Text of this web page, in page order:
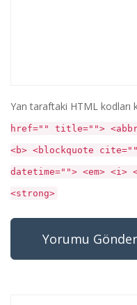
Yan taraftaki HTML kodları
href="" title="">
<b> <blockquote
datetime=""> <em>
<strong>